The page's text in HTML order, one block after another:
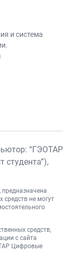
и система
“ГЭОТАР
студента”),
средств не могут
средств,
с сайта
Цифровые